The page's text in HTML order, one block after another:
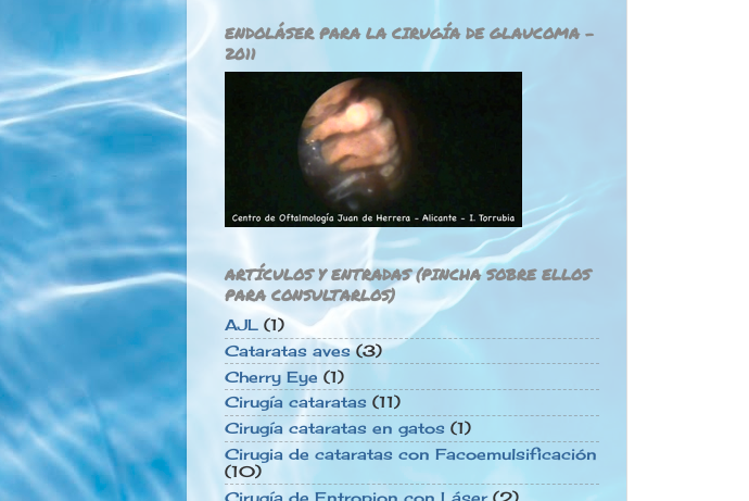
ENDOLÁSER PARA LA CIRUGÍA DE GLAUCOMA -
2011
ARTÍCULOS Y ENTRADAS (PINCHA SOBRE ELLOS
PARA CONSULTARLOS)
AJL (1)
Cataratas aves (3)
Cherry Eye (1)
Cirugía cataratas (11)
Cirugía cataratas en gatos (1)
Cirugia de cataratas con Facoemulsificación
(10)
Cirugía de Entropion con Láser (2)